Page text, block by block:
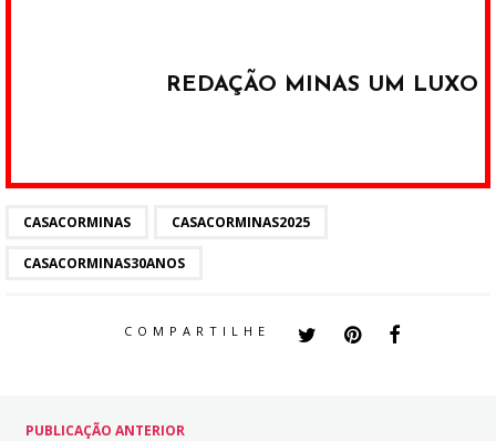
REDAÇÃO MINAS UM LUXO
CASACORMINAS CASACORMINAS2025
CASACORMINAS30ANOS
COMPARTILHE
PUBLICAÇÃO ANTERIOR